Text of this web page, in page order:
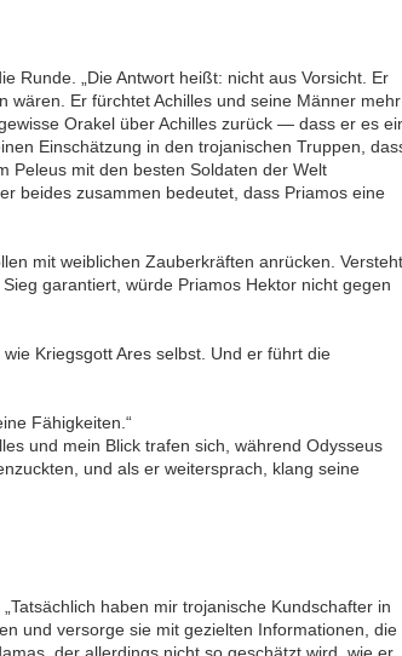
Runde. „Die Antwort heißt: nicht aus Vorsicht. Er
wären. Er fürchtet Achilles und seine Männer mehr
Orakel über Achilles zurück — dass er es
Einschätzung in den trojanischen Truppen,
Peleus mit den besten Soldaten der Welt
beides zusammen bedeutet, dass Priamos eine
mit weiblichen Zauberkräften anrücken. Versteht
garantiert, würde Priamos Hektor nicht gegen
Kriegsgott Ares selbst. Und er führt die
Fähigkeiten.“
und mein Blick trafen sich, während Odysseus
und als er weitersprach, klang seine
haben mir trojanische Kundschafter in
und versorge sie mit gezielten Informationen, die